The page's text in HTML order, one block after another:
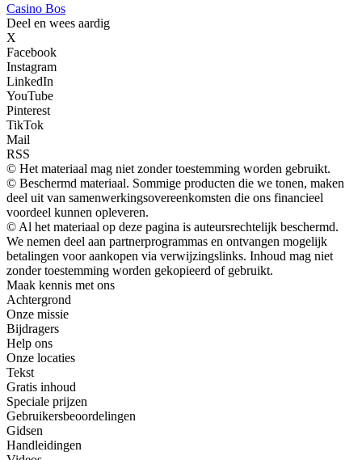
Casino Bos
Deel en wees aardig
X
Facebook
Instagram
LinkedIn
YouTube
Pinterest
TikTok
Mail
RSS
© Het materiaal mag niet zonder toestemming worden gebruikt.
© Beschermd materiaal. Sommige producten die we tonen, maken
deel uit van samenwerkingsovereenkomsten die ons financieel
voordeel kunnen opleveren.
© Al het materiaal op deze pagina is auteursrechtelijk beschermd.
We nemen deel aan partnerprogrammas en ontvangen mogelijk
betalingen voor aankopen via verwijzingslinks. Inhoud mag niet
zonder toestemming worden gekopieerd of gebruikt.
Maak kennis met ons
Achtergrond
Onze missie
Bijdragers
Help ons
Onze locaties
Tekst
Gratis inhoud
Speciale prijzen
Gebruikersbeoordelingen
Gidsen
Handleidingen